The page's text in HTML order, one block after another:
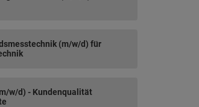
(m/w/d) für
w/d) - Kundenqualität